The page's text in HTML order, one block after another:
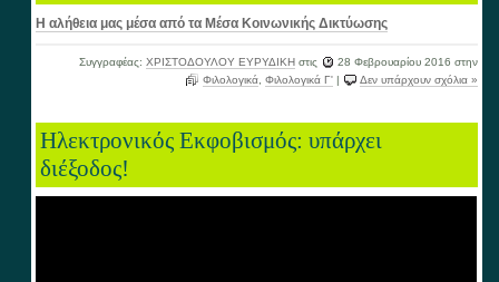
Η αλήθεια μας μέσα από τα Μέσα Κοινωνικής Δικτύωσης
Συγγραφέας: ΧΡΙΣΤΟΔΟΥΛΟΥ ΕΥΡΥΔΙΚΗστις 28 Φεβρουαρίου 2016 στην
Φιλολογικά, Φιλολογικά Γ' | Δεν υπάρχουν σχόλια »
Ηλεκτρονικός Εκφοβισμός: υπάρχει
διέξοδος!